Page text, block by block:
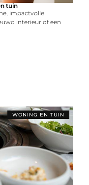
tuin
impactvolle
interieur of een
WONING EN TUIN